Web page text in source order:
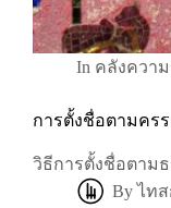
In คลังควา
การตั้งชื่อตามคร
วิธีการตั้งชื่อตาม
By ไท